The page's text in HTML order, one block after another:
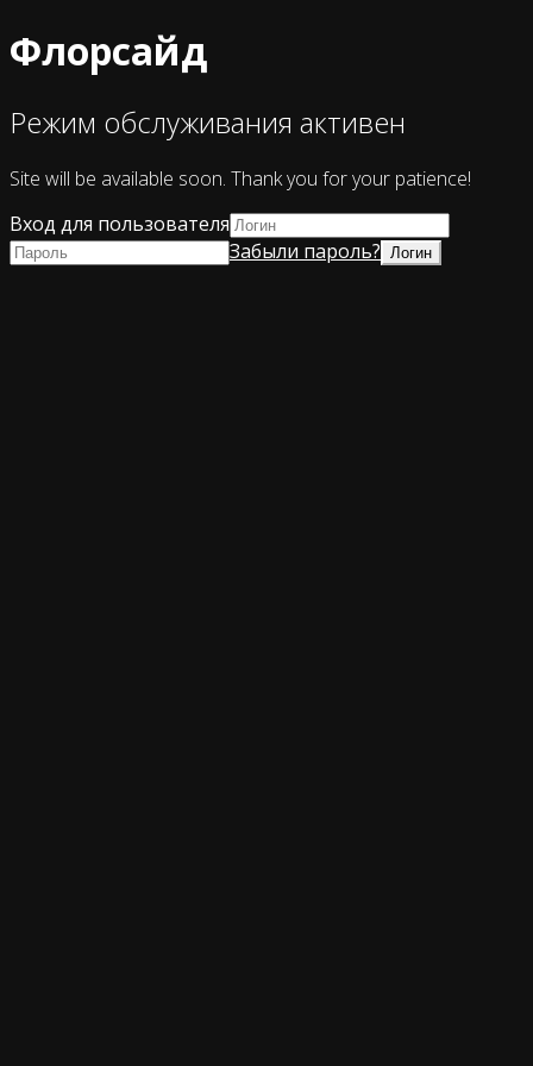
Флорсайд
Режим обслуживания активен
Site will be available soon. Thank you for your patience!
Вход для пользователя
Забыли пароль?